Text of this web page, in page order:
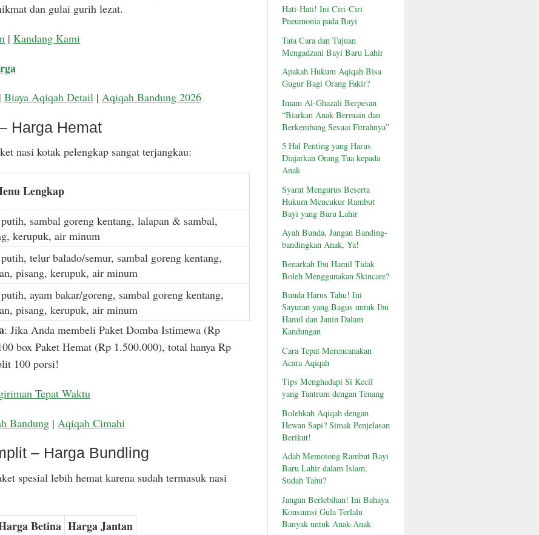
dan gulai gurih lezat.
|Kandang Kami
Biaya Aqiqah Detail| Aqiqah Bandung 2026
Harga Hemat
nasi kotak pelengkap sangat terjangkau:
Lengkap
sambal goreng kentang, lalapan & sambal,
kerupuk, air minum
telur balado/semur, sambal goreng kentang,
pisang, kerupuk, air minum
ayam bakar/goreng, sambal goreng kentang,
pisang, kerupuk, air minum
: Jika Anda membeli Paket Domba Istimewa (Rp
box Paket Hemat (Rp 1.500.000), total hanya Rp
100 porsi!
Tepat Waktu
Bandung| Aqiqah Cimahi
– Harga Bundling
spesial lebih hemat karena sudah termasuk nasi
Betina Harga Jantan
Hati-Hati! Ini Ciri-Ciri
Pneumonia pada Bayi
Tata Cara dan Tujuan
Mengadzani Bayi Baru Lahir
Apakah Hukum Aqiqah Bisa
Gugur Bagi Orang Fakir?
Imam Al-Ghazali Berpesan
“Biarkan Anak Bermain dan
Berkembang Sesuai Fitrahnya”
5 Hal Penting yang Harus
Diajarkan Orang Tua kepada
Anak
Syarat Mengurus Beserta
Hukum Mencukur Rambut
Bayi yang Baru Lahir
Ayah Bunda, Jangan Banding-
bandingkan Anak, Ya!
Benarkah Ibu Hamil Tidak
Boleh Menggunakan Skincare?
Bunda Harus Tahu! Ini
Sayuran yang Bagus untuk Ibu
Hamil dan Janin Dalam
Kandungan
Cara Tepat Merencanakan
Acara Aqiqah
Tips Menghadapi Si Kecil
yang Tantrum dengan Tenang
Bolehkah Aqiqah dengan
Hewan Sapi? Simak Penjelasan
Berikut!
Adab Memotong Rambut Bayi
Baru Lahir dalam Islam,
Sudah Tahu?
Jangan Berlebihan! Ini Bahaya
Konsumsi Gula Terlalu
Banyak untuk Anak-Anak